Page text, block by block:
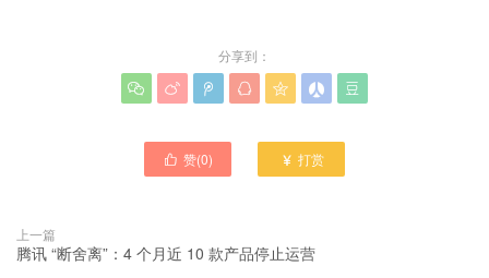
分享到：
      
 赞(0)  打赏
上一篇
腾讯 “断舍离”：4 个月近 10 款产品停止运营